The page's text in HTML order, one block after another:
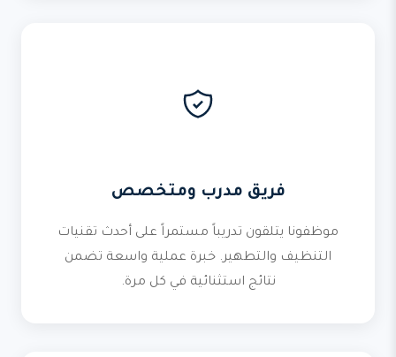
فريق مدرب ومتخصص
موظفونا يتلقون تدريباً مستمراً على أحدث تقنيات
التنظيف والتطهير. خبرة عملية واسعة تضمن
نتائج استثنائية في كل مرة.